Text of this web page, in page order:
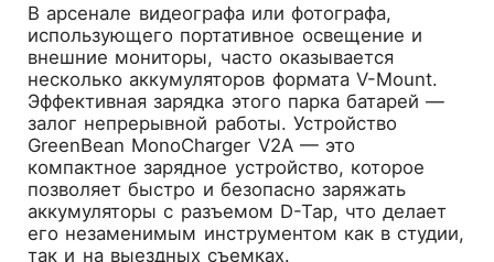
В арсенале видеографа или фотографа,
использующего портативное освещение и
внешние мониторы, часто оказывается
несколько аккумуляторов формата V-Mount.
Эффективная зарядка этого парка батарей —
залог непрерывной работы. Устройство
GreenBean MonoCharger V2A— это
компактное зарядное устройство, которое
позволяет быстро и безопасно заряжать
аккумуляторы с разъемом D-Tap, что делает
его незаменимым инструментом как в студии,
так и на выездных съемках.